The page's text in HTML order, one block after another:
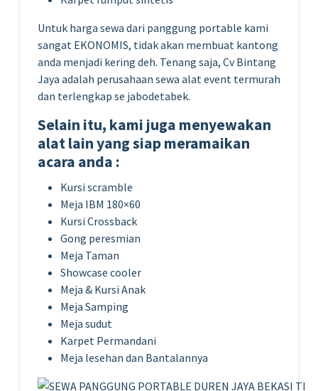
Untuk harga sewa dari panggung portable kami
sangat EKONOMIS, tidak akan membuat kantong
anda menjadi kering deh. Tenang saja, Cv Bintang
Jaya adalah perusahaan sewa alat event termurah
dan terlengkap se jabodetabek.
Selain itu, kami juga menyewakan
alat lain yang siap meramaikan
acara anda :
Kursi scramble
Meja IBM 180×60
Kursi Crossback
Gong peresmian
Meja Taman
Showcase cooler
Meja & Kursi Anak
Meja Samping
Meja sudut
Karpet Permandani
Meja lesehan dan Bantalannya